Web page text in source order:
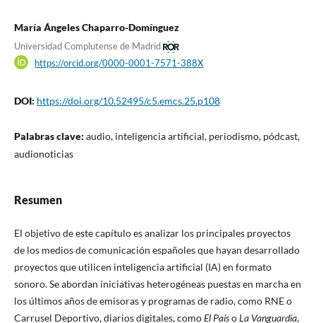
María Ángeles Chaparro-Domínguez
Universidad Complutense de Madrid
https://orcid.org/0000-0001-7571-388X
DOI: https://doi.org/10.52495/c5.emcs.25.p108
Palabras clave: audio, inteligencia artificial, periodismo, pódcast,
audionoticias
Resumen
El objetivo de este capítulo es analizar los principales proyectos
de los medios de comunicación españoles que hayan desarrollado
proyectos que utilicen inteligencia artificial (IA) en formato
sonoro. Se abordan iniciativas heterogéneas puestas en marcha en
los últimos años de emisoras y programas de radio, como RNE o
Carrusel Deportivo, diarios digitales, comoEl PaísoLa Vanguardia,